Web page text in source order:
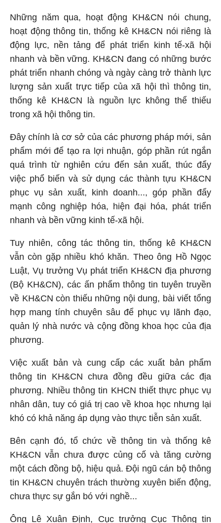
Những năm qua, hoạt động KH&CN nói chung,
hoạt động thông tin, thống kê KH&CN nói riêng là
động lực, nền tảng để phát triển kinh tế-xã hội
nhanh và bền vững. KH&CN đang có những bước
phát triển nhanh chóng và ngày càng trở thành lực
lượng sản xuất trực tiếp của xã hội thì thông tin,
thống kê KH&CN là nguồn lực không thể thiếu
trong xã hội thông tin.
Đây chính là cơ sở của các phương pháp mới, sản
phẩm mới để tạo ra lợi nhuận, góp phần rút ngắn
quá trình từ nghiên cứu đến sản xuất, thúc đẩy
việc phổ biến và sử dụng các thành tựu KH&CN
phục vụ sản xuất, kinh doanh..., góp phần đẩy
mạnh công nghiệp hóa, hiện đại hóa, phát triển
nhanh và bền vững kinh tế-xã hội.
Tuy nhiên, công tác thông tin, thống kê KH&CN
vẫn còn gặp nhiều khó khăn. Theo ông Hồ Ngọc
Luật, Vụ trưởng Vụ phát triển KH&CN địa phương
(Bộ KH&CN), các ấn phẩm thông tin tuyên truyền
về KH&CN còn thiếu những nội dung, bài viết tổng
hợp mang tính chuyên sâu để phục vụ lãnh đạo,
quản lý nhà nước và cộng đồng khoa học của địa
phương.
Việc xuất bản và cung cấp các xuất bản phẩm
thông tin KH&CN chưa đồng đều giữa các địa
phương. Nhiều thông tin KHCN thiết thực phục vụ
nhân dân, tuy có giá trị cao về khoa học nhưng lại
khó có khả năng áp dụng vào thực tiễn sản xuất.
Bên cạnh đó, tổ chức về thông tin và thống kê
KH&CN vẫn chưa được củng cố và tăng cường
một cách đồng bộ, hiệu quả. Đội ngũ cán bộ thông
tin KH&CN chuyên trách thường xuyên biến động,
chưa thực sự gắn bó với nghề...
Ông Lê Xuân Định, Cục trưởng Cục Thông tin